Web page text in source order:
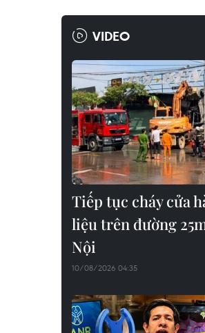
VIDEO
Tiếp tục cháy cửa
liệu trên đường
Nội
10/08/2026 04:35